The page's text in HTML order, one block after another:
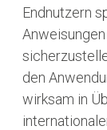
Endnutzern
den
wirksam in